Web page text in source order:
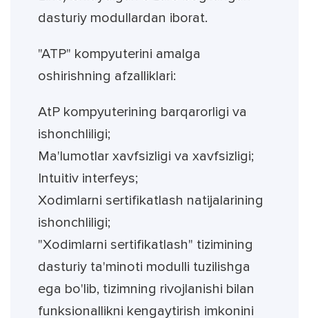
dasturiy modullardan iborat.
"ATP" kompyuterini amalga
oshirishning afzalliklari:
AtP kompyuterining barqarorligi va
ishonchliligi;
Ma'lumotlar xavfsizligi va xavfsizligi;
Intuitiv interfeys;
Xodimlarni sertifikatlash natijalarining
ishonchliligi;
"Xodimlarni sertifikatlash" tizimining
dasturiy ta'minoti modulli tuzilishga
ega bo'lib, tizimning rivojlanishi bilan
funksionallikni kengaytirish imkonini